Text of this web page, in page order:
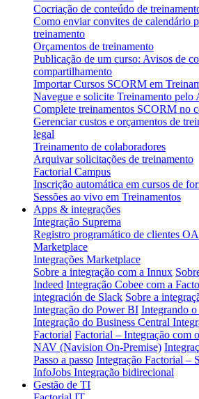
Cocriação de conteúdo de
Como enviar convites de calendário
treinamento
Orçamentos de treinamento
Publicação de um curso: Avisos de
compartilhamento
Importar Cursos SCORM em
Navegue e solicite Treinamento
Complete treinamentos SCORM no
Gerenciar custos e orçamentos de
legal
Treinamento de colaboradores
Arquivar solicitações de treinamento
Factorial Campus
Inscrição automática em cursos de
Sessões ao vivo em Treinamentos
Apps & integrações
Integração Suprema
Registro programático de clientes
Marketplace
Integrações Marketplace
Sobre a integração com a Innux
Indeed Integração Cobee com a
integración de Slack Sobre a
Integração do Power BI Integrando
Integração do Business Central
Factorial Factorial – Integração com
NAV (Navision On-Premise)
Passo a passo Integração Factorial –
InfoJobs Integração bidirecional
Gestão de TI